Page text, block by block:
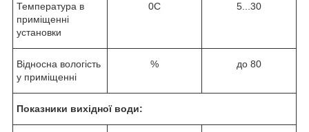
Температура в
приміщенні
установки
0С 5...30
Відносна вологість
у приміщенні
% до 80
Показники вихідної води: